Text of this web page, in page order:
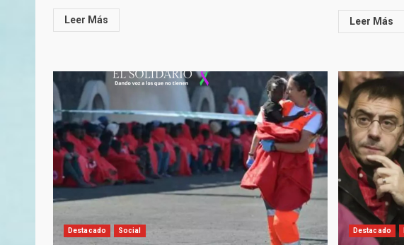
Leer Más Leer Más
Destacado Social Destacado